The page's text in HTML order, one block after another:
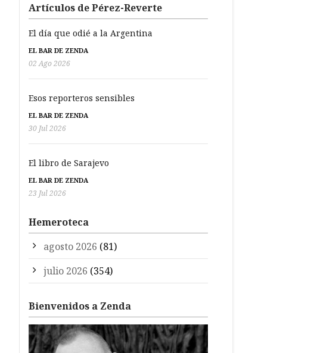
Artículos de Pérez-Reverte
El día que odié a la Argentina
EL BAR DE ZENDA
02 Ago 2026
Esos reporteros sensibles
EL BAR DE ZENDA
30 Jul 2026
El libro de Sarajevo
EL BAR DE ZENDA
23 Jul 2026
Hemeroteca
agosto 2026 (81)
julio 2026 (354)
Bienvenidos a Zenda